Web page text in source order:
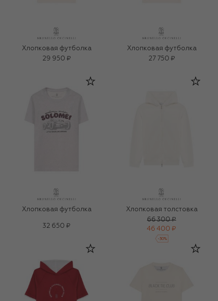
Хлопковая футболка
29 950 ₽
Хлопковая футболка
27 750 ₽
Хлопковая футболка
32 650 ₽
Хлопковая толстовка
66 300 ₽
46 400 ₽
-30%